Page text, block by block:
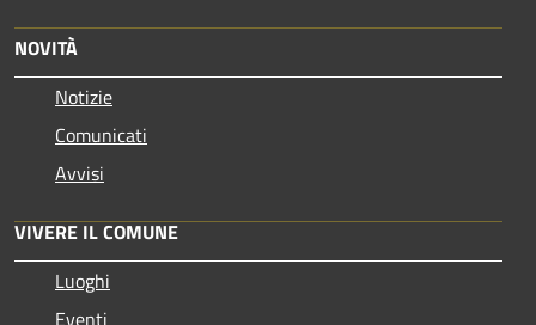
NOVITÀ
Notizie
Comunicati
Avvisi
VIVERE IL COMUNE
Luoghi
Eventi